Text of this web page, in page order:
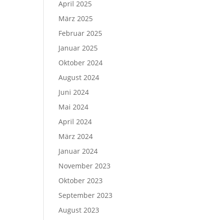
April 2025
März 2025
Februar 2025
Januar 2025
Oktober 2024
August 2024
Juni 2024
Mai 2024
April 2024
März 2024
Januar 2024
November 2023
Oktober 2023
September 2023
August 2023